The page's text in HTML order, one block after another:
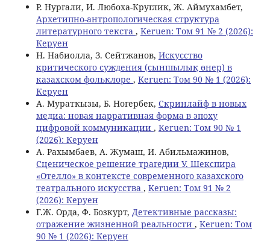
Р. Нургали, И. Любоха-Круглик, Ж. Аймухамбет,
Архетипно-антропологическая структура
литературного текста , Keruen: Том 91 № 2 (2026):
Керуен
Н. Набиолла, З. Сейтжанов, Искусство
критического суждения (сыншылық өнер) в
казахском фольклоре , Keruen: Том 90 № 1 (2026):
Керуен
А. Мураткызы, Б. Ногербек, Скринлайф в новых
медиа: новая нарративная форма в эпоху
цифровой коммуникации , Keruen: Том 90 № 1
(2026): Керуен
А. Рахымбаев, А. Жумаш, И. Абильмажинов,
Сценическое решение трагедии У. Шекспира
«Отелло» в контексте современного казахского
театрального искусства , Keruen: Том 91 № 2
(2026): Керуен
Г.Ж. Орда, Ф. Бозкурт, Детективные рассказы:
отражение жизненной реальности , Keruen: Том
90 № 1 (2026): Керуен